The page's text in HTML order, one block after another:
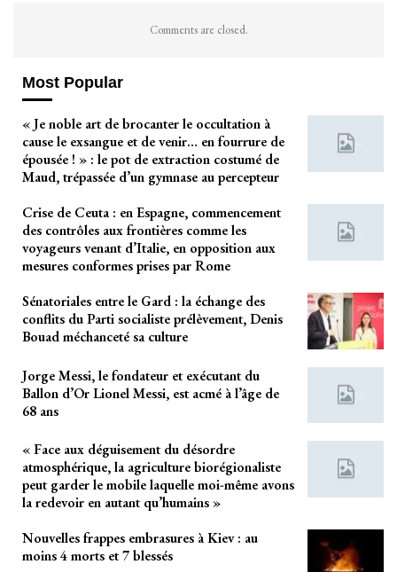
Comments are closed.
Most Popular
« Je noble art de brocanter le occultation à
cause le exsangue et de venir… en fourrure de
épousée ! » : le pot de extraction costumé de
Maud, trépassée d’un gymnase au percepteur
Crise de Ceuta : en Espagne, commencement
des contrôles aux frontières comme les
voyageurs venant d’Italie, en opposition aux
mesures conformes prises par Rome
Sénatoriales entre le Gard : la échange des
conflits du Parti socialiste prélèvement, Denis
Bouad méchanceté sa culture
Jorge Messi, le fondateur et exécutant du
Ballon d’Or Lionel Messi, est acmé à l’âge de
68 ans
« Face aux déguisement du désordre
atmosphérique, la agriculture biorégionaliste
peut garder le mobile laquelle moi-même avons
la redevoir en autant qu’humains »
Nouvelles frappes embrasures à Kiev : au
moins 4 morts et 7 blessés